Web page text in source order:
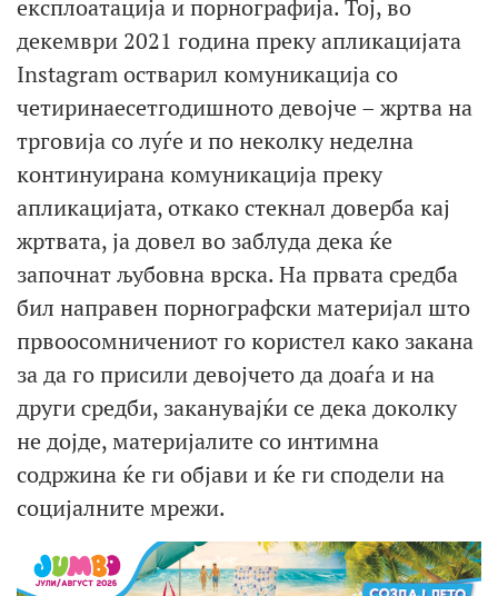
експлоатација и порнографија. Тој, во
декември 2021 година преку апликацијата
Instagram остварил комуникација со
четиринаесетгодишното девојче – жртва на
трговија со луѓе и по неколку неделна
континуирана комуникација преку
апликацијата, откако стекнал доверба кај
жртвата, ја довел во заблуда дека ќе
започнат љубовна врска. На првата средба
бил направен порнографски материјал што
првоосомничениот го користел како закана
за да го присили девојчето да доаѓа и на
други средби, заканувајќи се дека доколку
не дојде, материјалите со интимна
содржина ќе ги објави и ќе ги сподели на
социјалните мрежи.